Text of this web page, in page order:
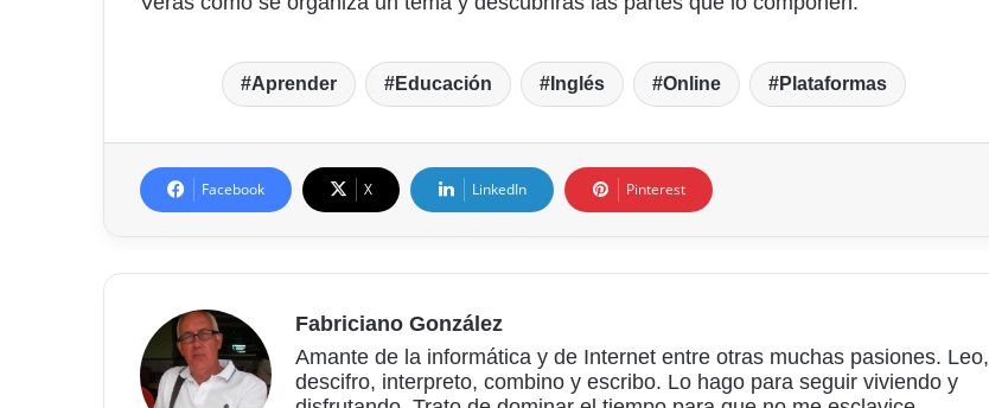
Aprender Educación Inglés Online Plataformas
Facebook X LinkedIn Pinterest
Fabriciano González
Amante de la informática y de Internet entre otras muchas pasiones. Leo,
descifro, interpreto, combino y escribo. Lo hago para seguir viviendo y